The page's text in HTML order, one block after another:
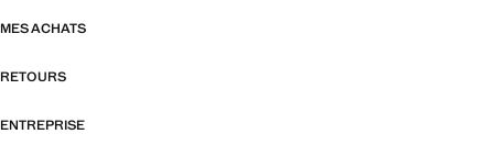
MES ACHATS
RETOURS
ENTREPRISE